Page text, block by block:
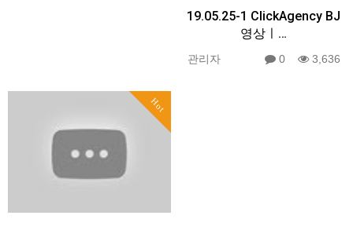
19.05.25-1 ClickAgency BJ
영상ㅣ…
관리자 0 3,636
Hot